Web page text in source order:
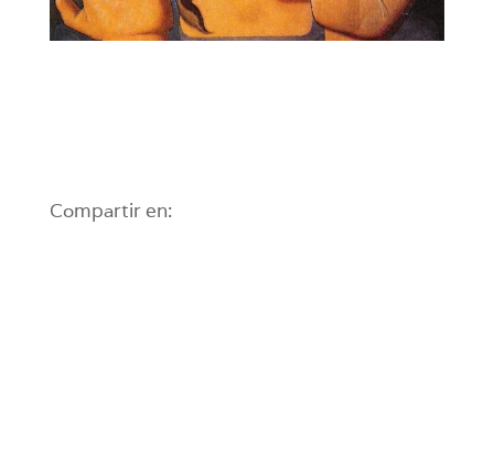
Compartir en: